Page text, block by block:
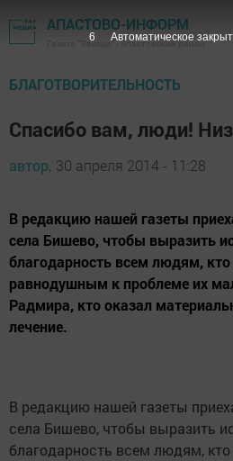
АПАСТОВО-ИНФОРМ
Газета "Звезда" - Апастовский район
БЛАГОТВОРИТЕЛЬНОСТЬ
Спасибо вам, люди!
автор, 30 апреля 2014 - 11:28
В редакцию нашей газеты
села Бишево, чтобы выразить
благодарность всем людям, кто
равнодушным к проблеме их
Радмира, кто оказал
лечение.
В редакцию нашей газеты
села Бишево, чтобы выразить
благодарность всем людям, кто
5 Автоматическое